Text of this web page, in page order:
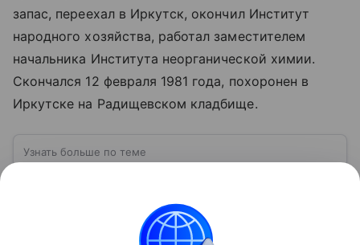
запас, переехал в Иркутск, окончил Институт
народного хозяйства, работал заместителем
начальника Института неорганической химии.
Скончался 12 февраля 1981 года, похоронен в
Иркутске на Радищевском кладбище.
Узнать больше по теме
Суверенитет — это верховная власть государства
над своей территорией и населением,
независимость в принятии решений и проведении